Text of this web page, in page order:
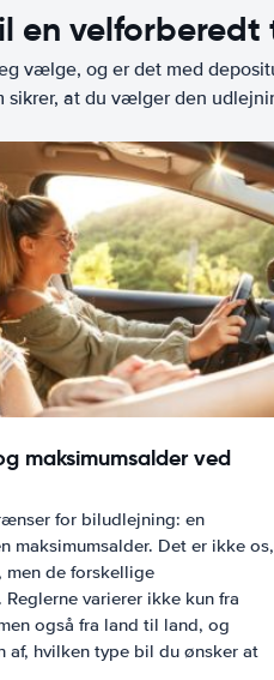
en velforberedt
vælge, og er det med
sikrer, at du vælger den
maksimumsalder ved
for biludlejning: en
maksimumsalder. Det er ikke os,
de forskellige
varierer ikke kun fra
også fra land til land, og
af, hvilken type bil du ønsker at